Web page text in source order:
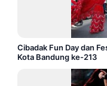
Cibadak Fun Day dan
Kota Bandung ke-213